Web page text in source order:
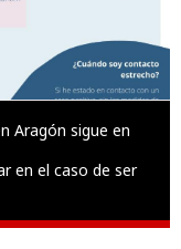
Aragón sigue en
en el caso de ser